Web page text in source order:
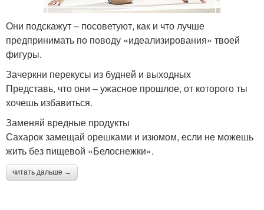
Они подскажут – посоветуют, как и что лучше
предпринимать по поводу «идеализирования» твоей
фигуры.
Зачеркни перекусы из будней и выходных
Представь, что они – ужасное прошлое, от которого ты
хочешь избавиться.
Заменяй вредные продукты
Сахарок замещай орешками и изюмом, если не можешь
жить без пищевой «Белоснежки».
читать дальше →